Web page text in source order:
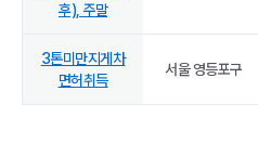
후), 주말
3톤미만지게차
면허취득
서울 영등포구